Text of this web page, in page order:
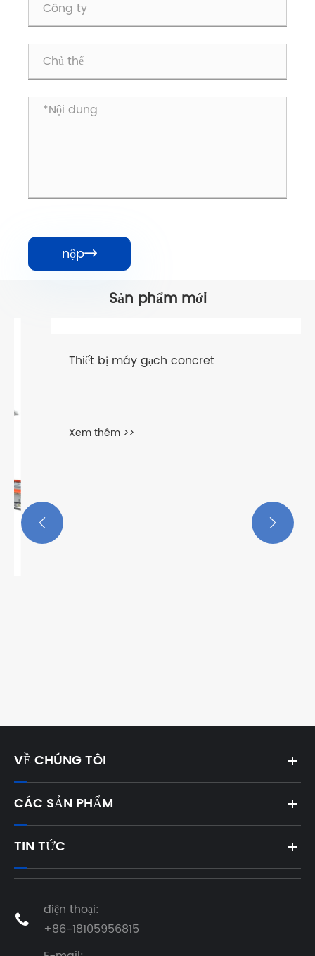
nộp
Sản phẩm mới
Thiết bị máy gạch ‌‌concret
Xem thêm >>
 
VỀ CHÚNG TÔI
CÁC SẢN PHẨM
TIN TỨC

điện thoại:
+86-18105956815